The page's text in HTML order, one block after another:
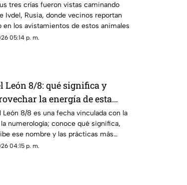
tres crías fueron vistas caminando
Ivdel, Rusia, donde vecinos reportan
en los avistamientos de estos animales
05:14 p. m.
León 8/8: qué significa y
la energía de esta
León 8/8 es una fecha vinculada con la
numerología; conoce qué significa,
ese nombre y las prácticas más
04:15 p. m.